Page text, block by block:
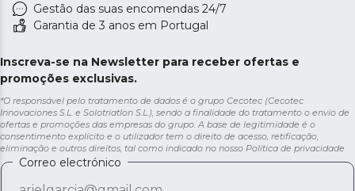
Gestão das suas encomendas 24/7
Garantia de 3 anos em Portugal
Inscreva-se na Newsletter para receber ofertas e
promoções exclusivas.
*O responsável pelo tratamento de dados é o grupo Cecotec (Cecotec
Innovaciones S.L. e Solotriatlon S.L.), sendo a finalidade do tratamento o envio de
ofertas e promoções das empresas do grupo. A base de legitimidade é o
consentimento explícito e o utilizador tem o direito de acesso, retificação,
eliminação e outros direitos, tal como indicado no nosso Política de privacidade
Correo electrónico